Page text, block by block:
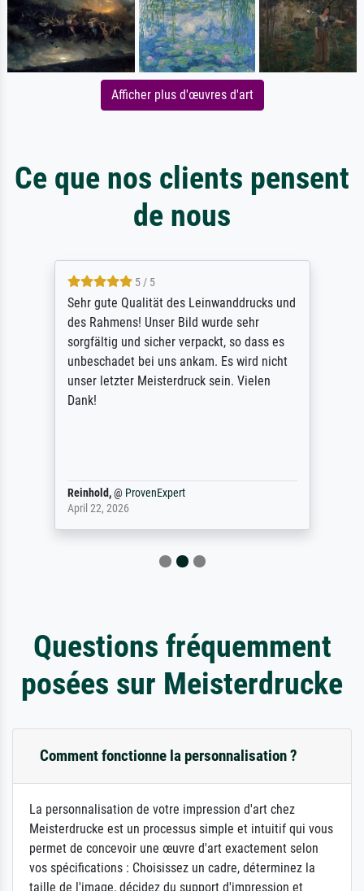
Afficher plus d'œuvres d'art
Ce que nos clients pensent
de nous
5 / 5
Sehr gute Qualität des Leinwanddrucks und
des Rahmens! Unser Bild wurde sehr
sorgfältig und sicher verpackt, so dass es
unbeschadet bei uns ankam. Es wird nicht
unser letzter Meisterdruck sein. Vielen
Dank!
Reinhold,@ ProvenExpert
April 22, 2026
Questions fréquemment
posées sur Meisterdrucke
Comment fonctionne la personnalisation ?
La personnalisation de votre impression d'art chez
Meisterdrucke est un processus simple et intuitif qui vous
permet de concevoir une œuvre d'art exactement selon
vos spécifications : Choisissez un cadre, déterminez la
taille de l'image, décidez du support d'impression et